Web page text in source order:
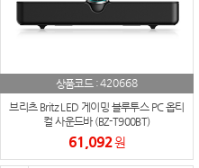
상품코드 :420668
브리츠 Britz LED 게이밍 블루투스 PC 옵티
컬 사운드바 (BZ-T900BT)
61,092원